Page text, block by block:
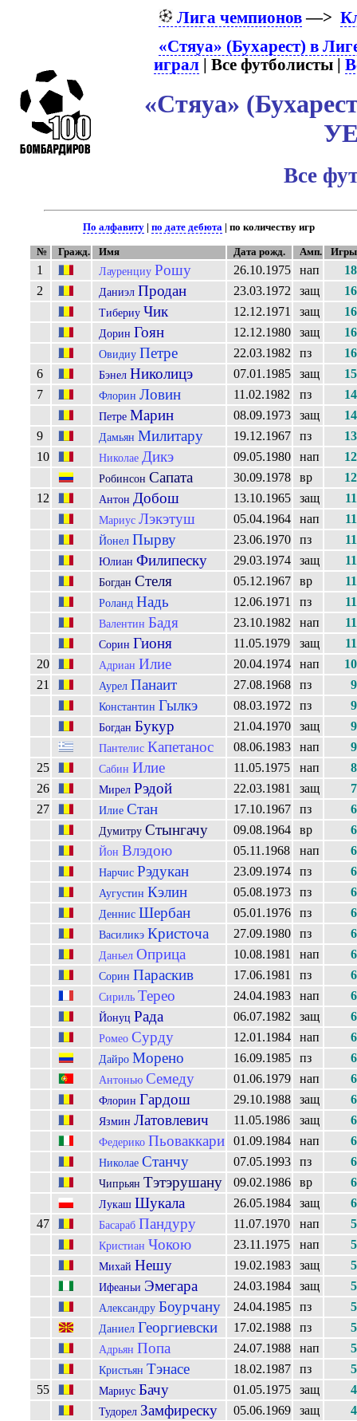
Лига чемпионов—>
«Стяуа» (Бухарест) в
играл| Все футболисты |
«Стяуа»
Все
По алфавиту |по дате дебюта | по количеству игр
№ Гражд. Имя Дата рожд. Амп. Игры
1 Лауренциу Рошу 26.10.1975 нап
18
2
Даниэл Продан 23.03.1972 защ 16
Тибериу Чик 12.12.1971 защ 16
Дорин Гоян 12.12.1980 защ 16
Овидиу Петре 22.03.1982 пз
16
6
Бэнел Николицэ 07.01.1985 защ
15
7
Флорин Ловин 11.02.1982 пз 14
Петре Марин 08.09.1973 защ
14
9
Дамьян Милитару 19.12.1967 пз
13
10
Николае Дикэ 09.05.1980 нап 12
Робинсон Сапата 30.09.1978 вр
12
12
Антон Добош 13.10.1965 защ 11
Мариус Лэкэтуш 05.04.1964 нап 11
Йонел Пырву 23.06.1970 пз 11
Юлиан Филипеску 29.03.1974 защ 11
Богдан Стеля 05.12.1967 вр 11
Роланд Надь 12.06.1971 пз 11
Валентин Бадя 23.10.1982 нап 11
Сорин Гионя 11.05.1979 защ
11
20
Адриан Илие 20.04.1974 нап
10
21
Аурел Панаит 27.08.1968 пз 9
Константин Гылкэ 08.03.1972 пз 9
Богдан Букур 21.04.1970 защ 9
Пантелис Капетанос 08.06.1983 нап
9
25
Сабин Илие 11.05.1975 нап
8
26
Мирел Рэдой 22.03.1981 защ
7
27
Илие Стан 17.10.1967 пз 6
Думитру Стынгачу 09.08.1964 вр 6
Йон Влэдою 05.11.1968 нап 6
Нарчис Рэдукан 23.09.1974 пз 6
Аугустин Кэлин 05.08.1973 пз 6
Деннис Шербан 05.01.1976 пз 6
Василикэ Кристоча 27.09.1980 пз 6
Даньел Оприца 10.08.1981 нап 6
Сорин Параскив 17.06.1981 пз 6
Сириль Терео 24.04.1983 нап 6
Йонуц Рада 06.07.1982 защ 6
Ромео Сурду 12.01.1984 нап 6
Дайро Морено 16.09.1985 пз 6
Антонью Семеду 01.06.1979 нап 6
Флорин Гардош 29.10.1988 защ 6
Язмин Латовлевич 11.05.1986 защ 6
Федерико Пьоваккари 01.09.1984 нап 6
Николае Станчу 07.05.1993 пз 6
Чипрьян Тэтэрушану 09.02.1986 вр 6
Лукаш Шукала 26.05.1984 защ
6
47
Басараб Пандуру 11.07.1970 нап 5
Кристиан Чокою 23.11.1975 нап 5
Михай Нешу 19.02.1983 защ 5
Ифеаньи Эмегара 24.03.1984 защ 5
Александру Боурчану 24.04.1985 пз 5
Даниел Георгиевски 17.02.1988 пз 5
Адрьян Попа 24.07.1988 нап 5
Кристьян Тэнасе 18.02.1987 пз
5
55
Мариус Бачу 01.05.1975 защ 4
Тудорел Замфиреску 05.06.1969 защ 4